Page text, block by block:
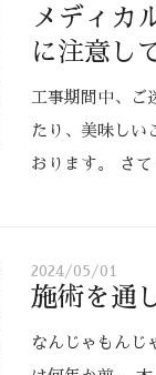
メディカ
に注意し
工事期間中、ご
たり、美味しい
おります。 さ
2024/05/01
施術を通
なんじゃもんじ